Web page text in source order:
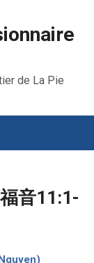
de La Pie
音11:1-